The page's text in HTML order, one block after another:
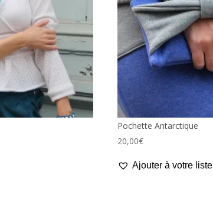
Pochette Antarctique
20,00€
Ajouter à votre liste